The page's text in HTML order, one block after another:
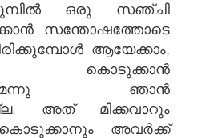
ഒരു സഞ്ചി
സന്തോഷത്തോടെ
ആയേക്കാം,
കൊടുക്കാൻ
ഞാൻ
അത് മിക്കവാറും
അവർക്ക്